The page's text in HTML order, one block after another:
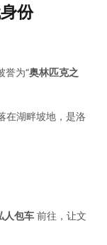
份
誉为“奥林匹克之
在湖畔坡地，是洛
包车 前往，让文